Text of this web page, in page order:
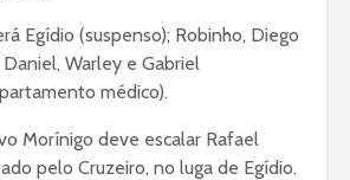
Egídio (suspenso); Robinho, Diego
Warley e Gabriel
médico).
Morínigo deve escalar Rafael
pelo Cruzeiro, no luga de Egídio.